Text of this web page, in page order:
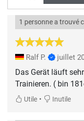
1 personne a trouvé
Ralf P. juillet
Das Gerät läuft
Trainieren. ( bin
Utile • Inutile